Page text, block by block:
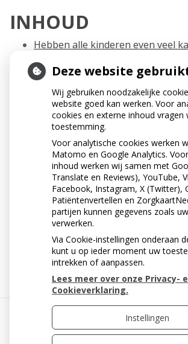
INHOUD
Hebben alle kinderen even veel
« Terug naar het overzicht
HEBBEN ALLE
EVEN VEEL KANS OP
GAATJES?
Of je kind een gaatje krijgt, hangt af
tanden worden gepoetst en of er veel
gedronken wordt. Bij weinig
zorgvuldig tandenpoetsen, kan ieder
« Terug naar het overzicht
Uw Zorg Online|
Deze website
Wij gebruiken noodzakelijke
website goed kan werken. Voor
cookies en externe inhoud vragen
toestemming.
Voor analytische cookies werken
Matomo en Google Analytics.
inhoud werken wij samen met
Translate en Reviews), YouTube,
Facebook, Instagram, X (Twitter),
Patiëntenvertellen en
partijen kunnen gegevens zoals
verwerken.
Via Cookie-instellingen onderaan
kunt u op ieder moment uw
intrekken of aanpassen.
Lees meer over onze Privacy-
Cookieverklaring.
Instellingen